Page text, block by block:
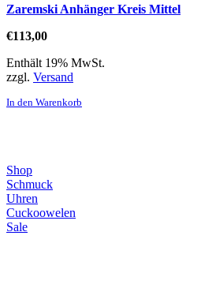
Zaremski Anhänger Kreis Mittel
€113,00
Enthält 19% MwSt.
zzgl. Versand
In den Warenkorb
Shop
Schmuck
Uhren
Cuckoowelen
Sale